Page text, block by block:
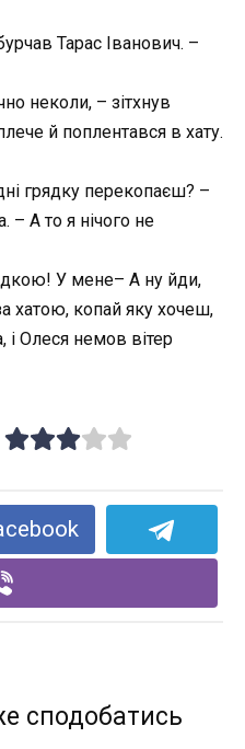
Тарас Іванович. –
неколи, – зітхнув
й поплентався в хату.
грядку перекопаєш? –
– А то я нічого не
У мене– А ну йди,
хатою, копай яку хочеш,
і Олеся немов вітер
сподобатись